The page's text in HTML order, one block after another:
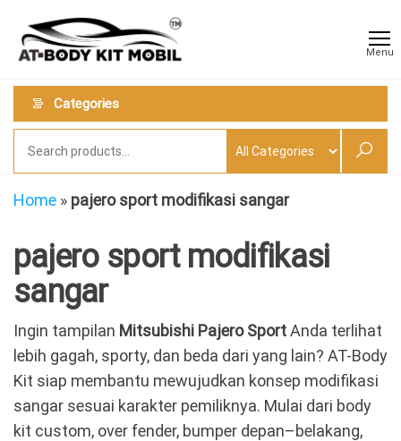
the
content
Kit
Mobil
Menu
Categories
Home » pajero sport modifikasi sangar
pajero sport modifikasi
sangar
Ingin tampilan Mitsubishi Pajero SportAnda terlihat
lebih gagah, sporty, dan beda dari yang lain? AT-Body
Kit siap membantu mewujudkan konsep modifikasi
sangar sesuai karakter pemiliknya. Mulai dari body
kit custom, over fender, bumper depan–belakang,